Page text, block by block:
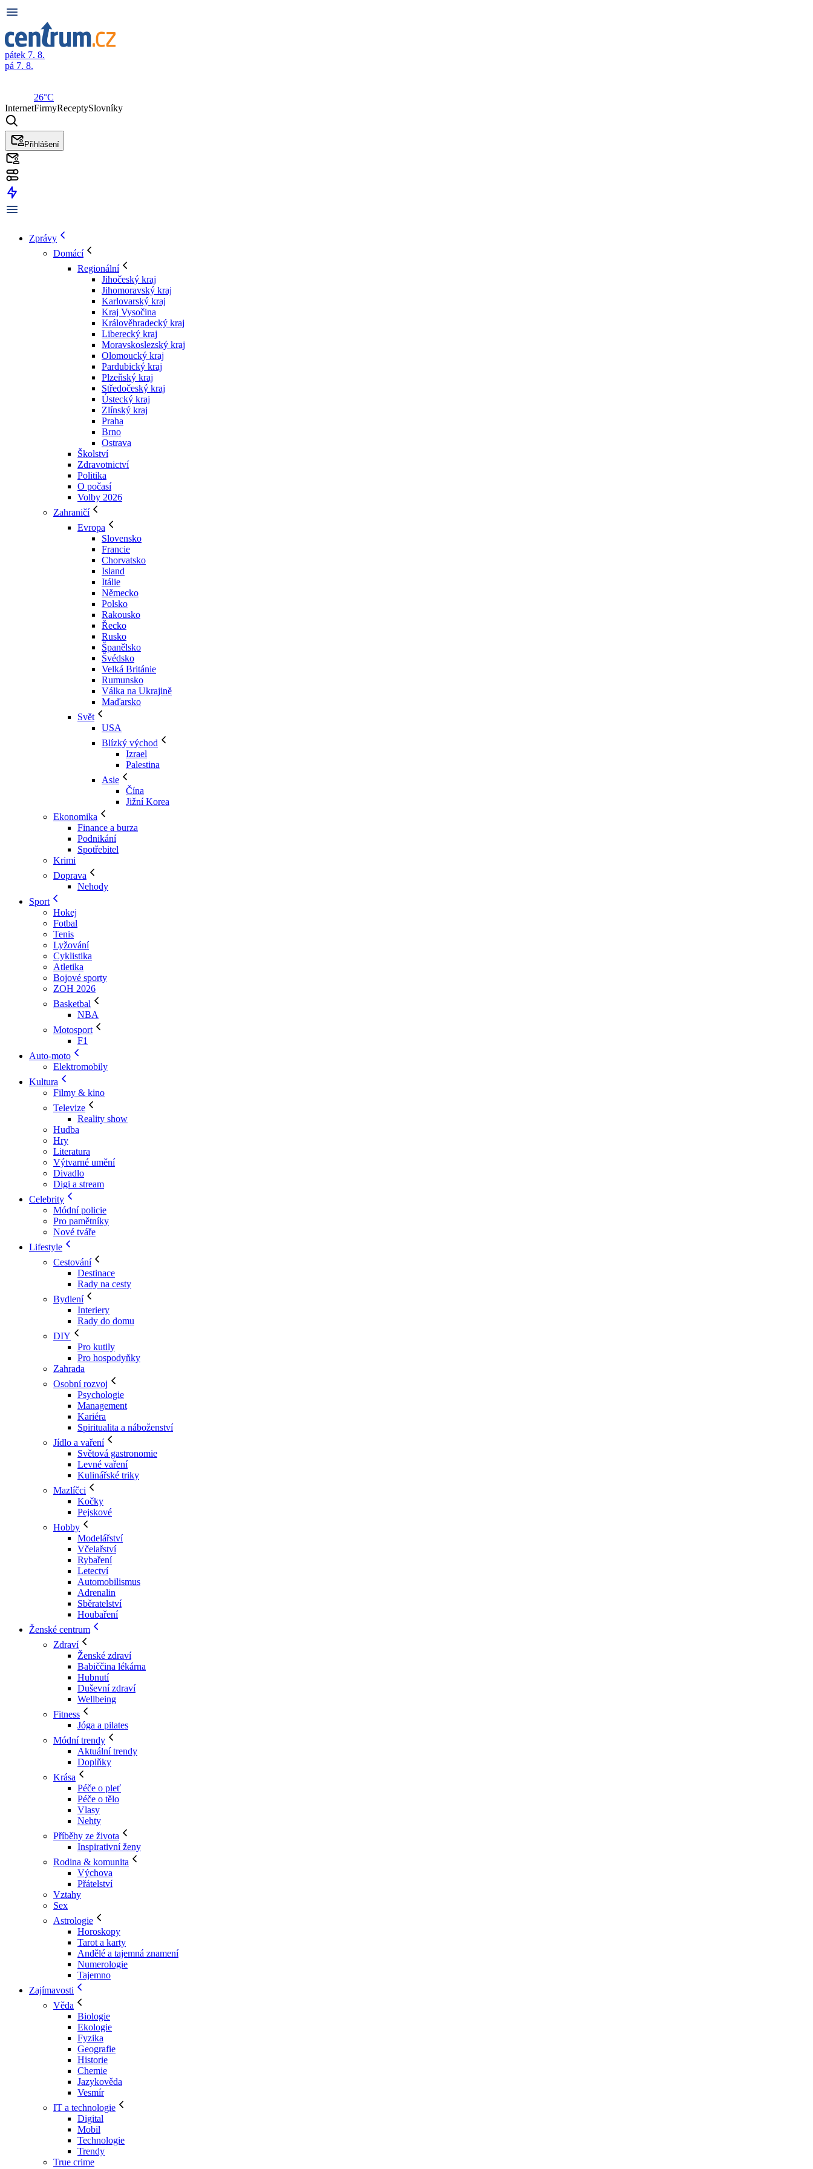
pátek 7. 8.
pá 7. 8.
26°C
InternetFirmyReceptySlovníky
Přihlášení
Zprávy
Domácí
Regionální
Jihočeský kraj
Jihomoravský kraj
Karlovarský kraj
Kraj Vysočina
Králověhradecký kraj
Liberecký kraj
Moravskoslezský kraj
Olomoucký kraj
Pardubický kraj
Plzeňský kraj
Středočeský kraj
Ústecký kraj
Zlínský kraj
Praha
Brno
Ostrava
Školství
Zdravotnictví
Politika
O počasí
Volby 2026
Zahraničí
Evropa
Slovensko
Francie
Chorvatsko
Island
Itálie
Německo
Polsko
Rakousko
Řecko
Rusko
Španělsko
Švédsko
Velká Británie
Rumunsko
Válka na Ukrajině
Maďarsko
Svět
USA
Blízký východ
Izrael
Palestina
Asie
Čína
Jižní Korea
Ekonomika
Finance a burza
Podnikání
Spotřebitel
Krimi
Doprava
Nehody
Sport
Hokej
Fotbal
Tenis
Lyžování
Cyklistika
Atletika
Bojové sporty
ZOH 2026
Basketbal
NBA
Motosport
F1
Auto-moto
Elektromobily
Kultura
Filmy & kino
Televize
Reality show
Hudba
Hry
Literatura
Výtvarné umění
Divadlo
Digi a stream
Celebrity
Módní policie
Pro pamětníky
Nové tváře
Lifestyle
Cestování
Destinace
Rady na cesty
Bydlení
Interiery
Rady do domu
DIY
Pro kutily
Pro hospodyňky
Zahrada
Osobní rozvoj
Psychologie
Management
Kariéra
Spiritualita a náboženství
Jídlo a vaření
Světová gastronomie
Levné vaření
Kulinářské triky
Mazlíčci
Kočky
Pejskové
Hobby
Modelářství
Včelařství
Rybaření
Letectví
Automobilismus
Adrenalin
Sběratelství
Houbaření
Ženské centrum
Zdraví
Ženské zdraví
Babiččina lékárna
Hubnutí
Duševní zdraví
Wellbeing
Fitness
Jóga a pilates
Módní trendy
Aktuální trendy
Doplňky
Krása
Péče o pleť
Péče o tělo
Vlasy
Nehty
Příběhy ze života
Inspirativní ženy
Rodina & komunita
Výchova
Přátelství
Vztahy
Sex
Astrologie
Horoskopy
Tarot a karty
Andělé a tajemná znamení
Numerologie
Tajemno
Zajímavosti
Věda
Biologie
Ekologie
Fyzika
Geografie
Historie
Chemie
Jazykověda
Vesmír
IT a technologie
Digital
Mobil
Technologie
Trendy
True crime